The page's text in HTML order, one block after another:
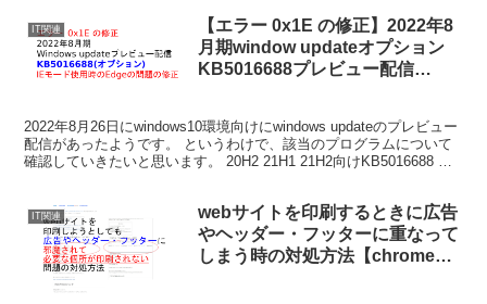
IT関連
【エラー 0x1E の修正】2022年8
月期window updateオプション
KB5016688プレビュー配信
2022年8月26日にwindows10環境向けにwindows updateのプレビュー
配信があったようです。 というわけで、該当のプログラムについて
確認していきたいと思います。 20H2 21H1 21H2向けKB5016688 マ
IT関連
webサイトを印刷するときに広告
やヘッダー・フッターに重なって
しまう時の対処方法【chrome